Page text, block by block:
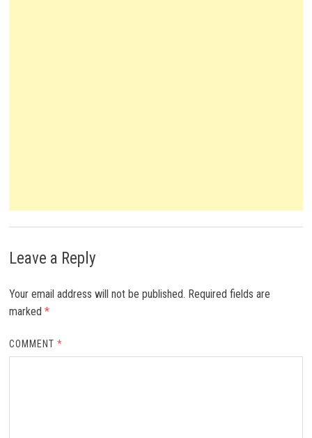
Leave a Reply
Your email address will not be published. Required fields are
marked *
COMMENT*